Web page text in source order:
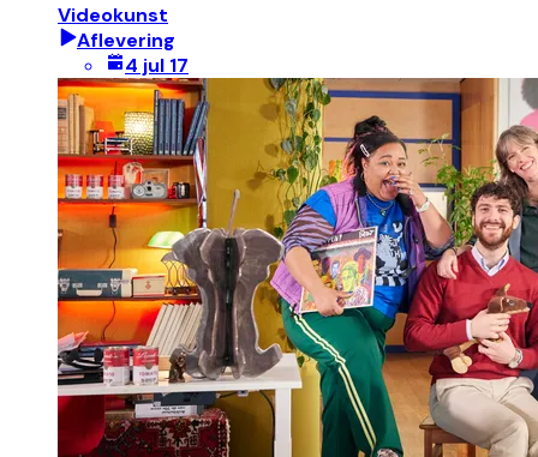
Videokunst
Aflevering
4 jul 17